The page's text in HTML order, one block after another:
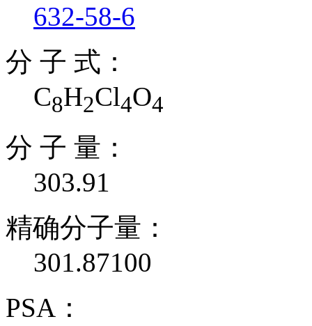
632-58-6
分 子 式：
C8H2Cl4O4
分 子 量：
303.91
精确分子量：
301.87100
PSA：